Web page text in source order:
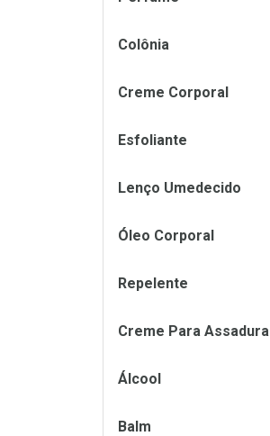
Colônia
Creme Corporal
Esfoliante
Lenço Umedecido
Óleo Corporal
Repelente
Creme Para Assadura
Álcool
Balm